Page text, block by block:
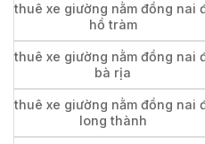
thuê xe giường nằm đồng nai
hồ tràm
thuê xe giường nằm đồng nai
bà rịa
thuê xe giường nằm đồng nai
long thành